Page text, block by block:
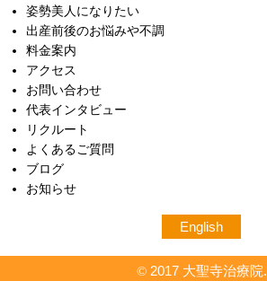
姿勢美人になりたい
出産前後のお悩みや不調
料金案内
アクセス
お問い合わせ
代表インタビュー
リクルート
よくあるご質問
ブログ
お知らせ
English
©2017 大聖寺治療院.